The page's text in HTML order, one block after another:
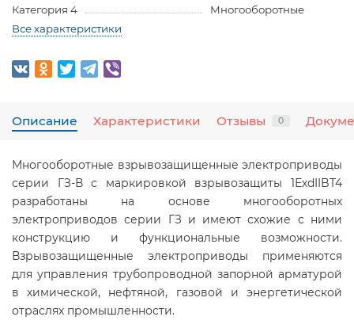
Категория 4
Mногооборотные
Все характеристики
Описание Характеристики Отзывы 0
Многооборотные взрывозащищенные электроприводы
серии ГЗ-В с маркировкой взрывозащиты 1ЕхdIIBT4
разработаны на основе многооборотных
электроприводов серии ГЗ и имеют схожие с ними
конструкцию и функциональные возможности.
Взрывозащищенные электроприводы применяются
для управления трубопроводной запорной арматурой
в химической, нефтяной, газовой и энергетической
отраслях промышленности.